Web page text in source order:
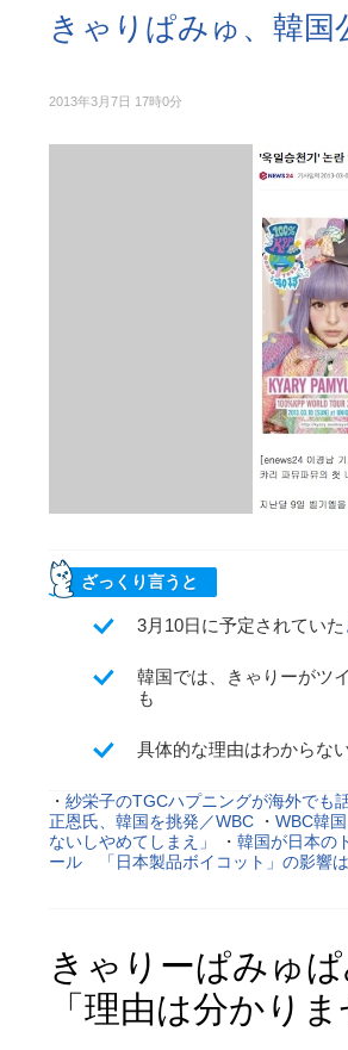
きゃりぱみゅ、韓国
2013年3月7日 17時0分
ざっくり言うと
3月10日に予定されていた
韓国では、きゃりーがツ
も
具体的な理由はわからな
・ 紗栄子のTGCハプニングが海外でも
正恩氏、韓国を挑発／WBC ・ WBC韓
ないしやめてしまえ」
・ 韓国が日本の
ール 「日本製品ボイコット」の影響
きゃりーぱみゅ
「理由は分かりま